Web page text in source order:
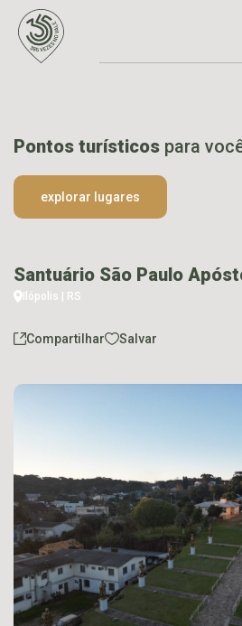
Pontos turísticos para
explorar lugares
Santuário São Paulo
Ilópolis | RS
Compartilhar Salvar